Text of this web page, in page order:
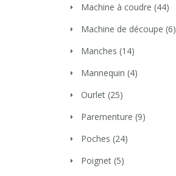
Machine à coudre (44)
Machine de découpe (6)
Manches (14)
Mannequin (4)
Ourlet (25)
Parementure (9)
Poches (24)
Poignet (5)